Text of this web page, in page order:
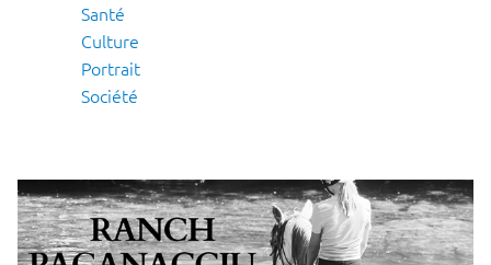
Santé
Culture
Portrait
Société